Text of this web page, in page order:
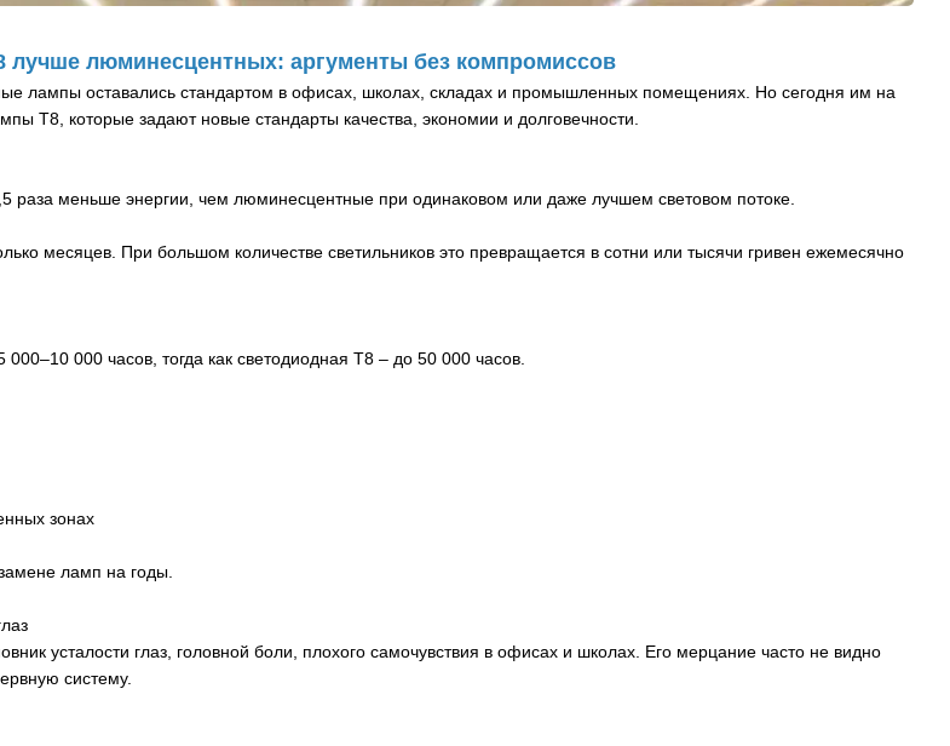
люминесцентных: аргументы без компромиссов
лампы оставались стандартом в офисах, школах, складах и промышленных помещениях. Но сегодня им на
T8, которые задают новые стандарты качества, экономии и долговечности.
раза меньше энергии, чем люминесцентные при одинаковом или даже лучшем световом потоке.
месяцев. При большом количестве светильников это превращается в сотни или тысячи гривен ежемесячно
000 часов, тогда как светодиодная T8 – до 50 000 часов.
зонах
ламп на годы.
усталости глаз, головной боли, плохого самочувствия в офисах и школах. Его мерцание часто не видно
систему.